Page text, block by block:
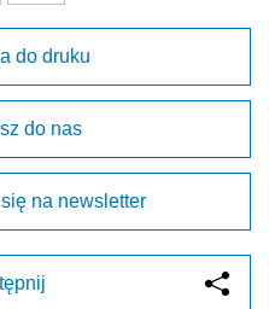
do druku
do nas
na newsletter